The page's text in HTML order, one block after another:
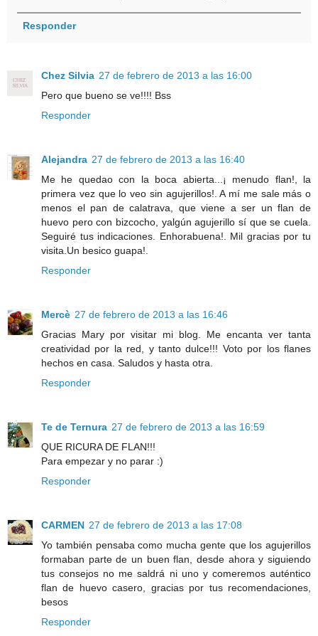
Responder
Chez Silvia 27 de febrero de 2013 a las 16:00
Pero que bueno se ve!!!! Bss
Responder
Alejandra 27 de febrero de 2013 a las 16:40
Me he quedao con la boca abierta...¡ menudo flan!, la
primera vez que lo veo sin agujerillos!. A mí me sale más o
menos el pan de calatrava, que viene a ser un flan de
huevo pero con bizcocho, yalgún agujerillo sí que se cuela.
Seguiré tus indicaciones. Enhorabuena!. Mil gracias por tu
visita.Un besico guapa!.
Responder
Mercè 27 de febrero de 2013 a las 16:46
Gracias Mary por visitar mi blog. Me encanta ver tanta
creatividad por la red, y tanto dulce!!! Voto por los flanes
hechos en casa. Saludos y hasta otra.
Responder
Te de Ternura 27 de febrero de 2013 a las 16:59
QUE RICURA DE FLAN!!!
Para empezar y no parar :)
Responder
CARMEN 27 de febrero de 2013 a las 17:08
Yo también pensaba como mucha gente que los agujerillos
formaban parte de un buen flan, desde ahora y siguiendo
tus consejos no me saldrá ni uno y comeremos auténtico
flan de huevo casero, gracias por tus recomendaciones,
besos
Responder